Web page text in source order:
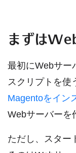
まずは
最初にWebサー
スクリプトを使
Magentoをイン
Webサーバーを
ただし、スター